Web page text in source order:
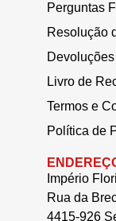
Perguntas
Resolução
Devoluções
Livro de
Termos e
Política de
Império
Rua da
4415-926